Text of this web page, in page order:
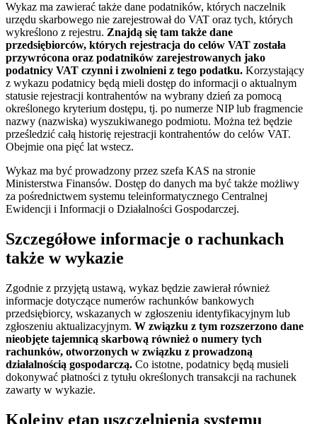
Wykaz ma zawierać także dane podatników, których naczelnik
urzędu skarbowego nie zarejestrował do VAT oraz tych, których
wykreślono z rejestru. Znajdą się tam także dane
przedsiębiorców, których rejestracja do celów VAT została
przywrócona oraz podatników zarejestrowanych jako
podatnicy VAT czynni i zwolnieni z tego podatku. Korzystający
z wykazu podatnicy będą mieli dostęp do informacji o aktualnym
statusie rejestracji kontrahentów na wybrany dzień za pomocą
określonego kryterium dostępu, tj. po numerze NIP lub fragmencie
nazwy (nazwiska) wyszukiwanego podmiotu. Można też będzie
prześledzić całą historię rejestracji kontrahentów do celów VAT.
Obejmie ona pięć lat wstecz.
Wykaz ma być prowadzony przez szefa KAS na stronie
Ministerstwa Finansów. Dostęp do danych ma być także możliwy
za pośrednictwem systemu teleinformatycznego Centralnej
Ewidencji i Informacji o Działalności Gospodarczej.
Szczegółowe informacje o rachunkach
także w wykazie
Zgodnie z przyjętą ustawą, wykaz będzie zawierał również
informacje dotyczące numerów rachunków bankowych
przedsiębiorcy, wskazanych w zgłoszeniu identyfikacyjnym lub
zgłoszeniu aktualizacyjnym. W związku z tym rozszerzono dane
nieobjęte tajemnicą skarbową również o numery tych
rachunków, otworzonych w związku z prowadzoną
działalnością gospodarczą. Co istotne, podatnicy będą musieli
dokonywać płatności z tytułu określonych transakcji na rachunek
zawarty w wykazie.
Kolejny etap uszczelnienia systemu